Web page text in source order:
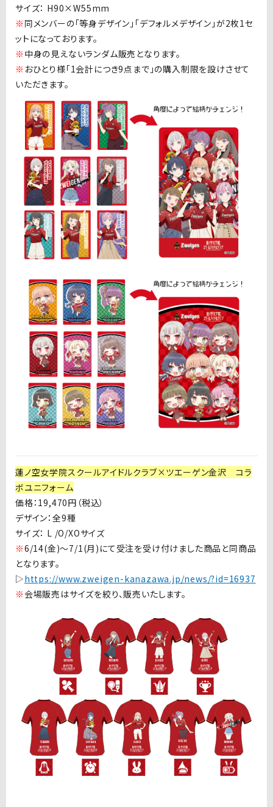
サイズ： H90×W55mm
※ 同メンバーの「等身デザイン」「デフォルメデザイン」が2枚1セ
ットになっております。
※ 中身の見えないランダム販売となります。
※ おひとり様「1会計につき9点まで」の購入制限を設けさせて
いただきます。
蓮ノ空女学院スクールアイドルクラブ×ツエーゲン金沢 コラ
ボユニフォーム
価格： 19,470円（税込）
デザイン：全9種
サイズ： L /O/XOサイズ
※6/14(金)〜7/1(月 ) にて受注を受け付けました商品と同商品
となります。
▷https://www.zweigen-kanazawa.jp/news/?id=16937
※ 会場販売はサイズを絞り、販売いたします。